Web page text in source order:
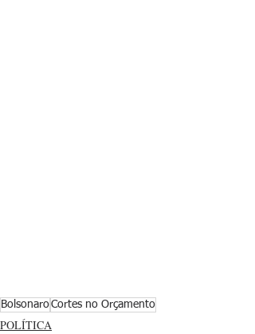
BolsonaroCortes no Orçamento
POLÍTICA